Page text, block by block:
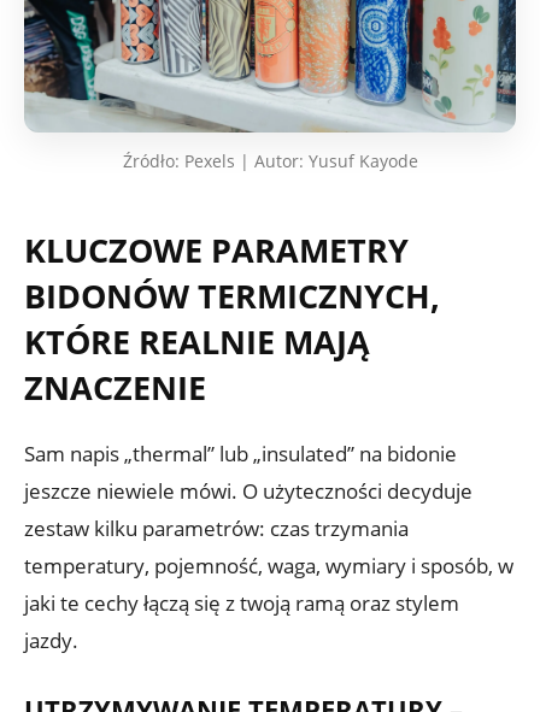
Źródło: Pexels | Autor: Yusuf Kayode
KLUCZOWE PARAMETRY
BIDONÓW TERMICZNYCH,
KTÓRE REALNIE MAJĄ
ZNACZENIE
Sam napis „thermal” lub „insulated” na bidonie
jeszcze niewiele mówi. O użyteczności decyduje
zestaw kilku parametrów: czas trzymania
temperatury, pojemność, waga, wymiary i sposób, w
jaki te cechy łączą się z twoją ramą oraz stylem
jazdy.